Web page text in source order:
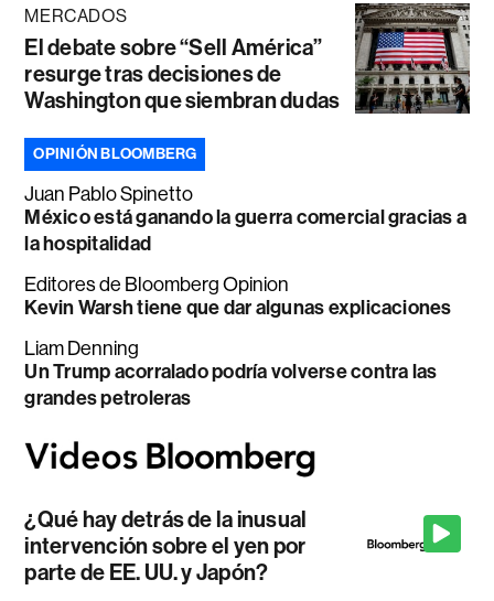
MERCADOS
El debate sobre “Sell América”
resurge tras decisiones de
Washington que siembran dudas
OPINIÓN BLOOMBERG
Juan Pablo Spinetto
México está ganando la guerra comercial gracias a
la hospitalidad
Editores de Bloomberg Opinion
Kevin Warsh tiene que dar algunas explicaciones
Liam Denning
Un Trump acorralado podría volverse contra las
grandes petroleras
¿Qué hay detrás de la inusual
intervención sobre el yen por
parte de EE. UU. y Japón?